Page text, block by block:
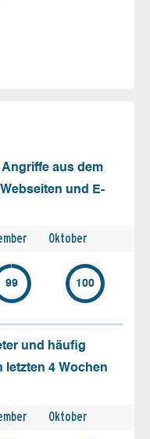
aus dem
und E-
Oktober
99 100
und häufig
letzten 4 Wochen
Oktober